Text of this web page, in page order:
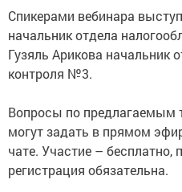
начальник отдела
Гузяль Арикова начальник
контроля №3.
могут задать в прямом
чате. Участие – бесплатно,
регистрация обязательна.